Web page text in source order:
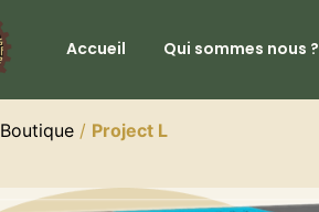
Accueil Qui sommes nous ?
Boutique / Project L